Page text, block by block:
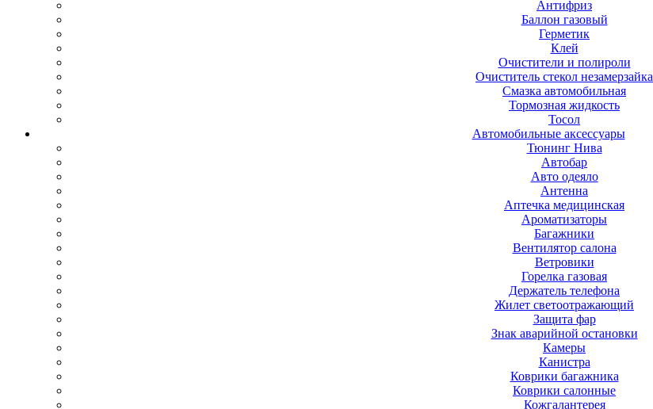
Антифриз
Баллон газовый
Герметик
Клей
Очистители и полироли
Очиститель стекол незамерзайка
Смазка автомобильная
Тормозная жидкость
Тосол
Автомобильные аксессуары
Тюнинг Нива
Автобар
Авто одеяло
Антенна
Аптечка медицинская
Ароматизаторы
Багажники
Вентилятор салона
Ветровики
Горелка газовая
Держатель телефона
Жилет светоотражающий
Защита фар
Знак аварийной остановки
Камеры
Канистра
Коврики багажника
Коврики салонные
Кожгалантерея